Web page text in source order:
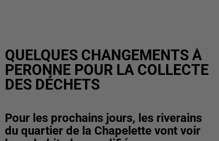
QUELQUES CHANGEMENTS À
PERONNE POUR LA COLLECTE
DES DÉCHETS
Pour les prochains jours, les riverains
du quartier de la Chapelette vont voir